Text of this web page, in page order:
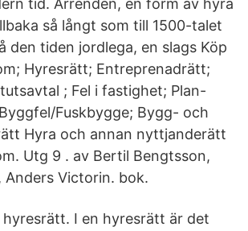
tid. Arrenden, en form av hyra
så långt som till 1500-talet
den tiden jordlega, en slags Köp
Hyresrätt; Entreprenadrätt;
; Fel i fastighet; Plan-
Fuskbygge; Bygg- och
Hyra och annan nyttjanderätt
Utg 9 . av Bertil Bengtsson,
Anders Victorin. bok.
hyresrätt. I en hyresrätt är det